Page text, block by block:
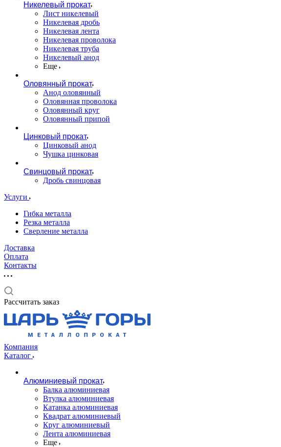
Никелевый прокат
Лист никелевый
Никелевая дробь
Никелевая лента
Никелевая проволока
Никелевая труба
Никелевый анод
Еще
Оловянный прокат
Анод оловянный
Оловянная проволока
Оловянный круг
Оловянный припой
Цинковый прокат
Цинковый анод
Чушка цинковая
Свинцовый прокат
Дробь свинцовая
Услуги
Гибка металла
Резка металла
Сверление металла
Доставка
Оплата
Контакты
Рассчитать заказ
Компания
Каталог
Алюминиевый прокат
Балка алюминиевая
Втулка алюминиевая
Катанка алюминиевая
Квадрат алюминиевый
Круг алюминиевый
Лента алюминиевая
Еще